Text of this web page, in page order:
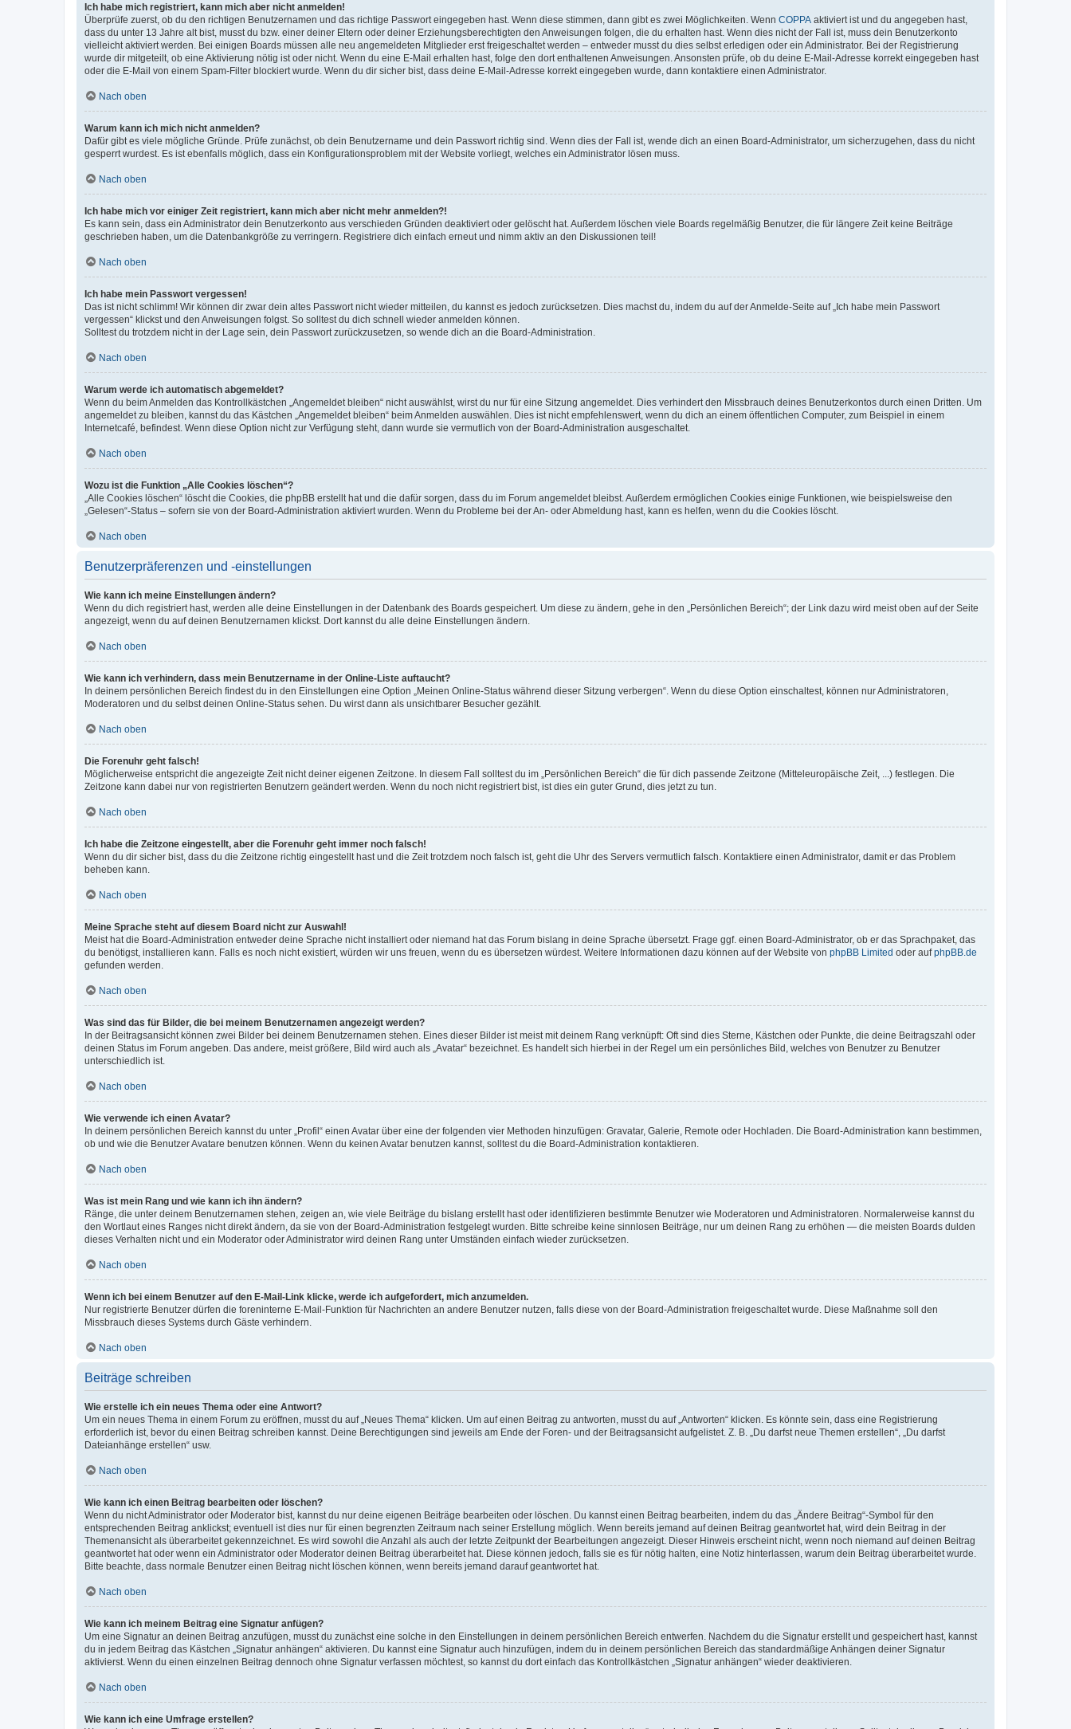
Ich habe mich registriert, kann mich aber nicht anmelden!
Überprüfe zuerst, ob du den richtigen Benutzernamen und das richtige Passwort eingegeben hast. Wenn diese stimmen, dann gibt es zwei Möglichkeiten. Wenn COPPA aktiviert ist und du angegeben hast,
dass du unter 13 Jahre alt bist, musst du bzw. einer deiner Eltern oder deiner Erziehungsberechtigten den Anweisungen folgen, die du erhalten hast. Wenn dies nicht der Fall ist, muss dein Benutzerkonto
vielleicht aktiviert werden. Bei einigen Boards müssen alle neu angemeldeten Mitglieder erst freigeschaltet werden – entweder musst du dies selbst erledigen oder ein Administrator. Bei der Registrierung
wurde dir mitgeteilt, ob eine Aktivierung nötig ist oder nicht. Wenn du eine E-Mail erhalten hast, folge den dort enthaltenen Anweisungen. Ansonsten prüfe, ob du deine E-Mail-Adresse korrekt eingegeben hast
oder die E-Mail von einem Spam-Filter blockiert wurde. Wenn du dir sicher bist, dass deine E-Mail-Adresse korrekt eingegeben wurde, dann kontaktiere einen Administrator.
Nach oben
Warum kann ich mich nicht anmelden?
Dafür gibt es viele mögliche Gründe. Prüfe zunächst, ob dein Benutzername und dein Passwort richtig sind. Wenn dies der Fall ist, wende dich an einen Board-Administrator, um sicherzugehen, dass du nicht
gesperrt wurdest. Es ist ebenfalls möglich, dass ein Konfigurationsproblem mit der Website vorliegt, welches ein Administrator lösen muss.
Nach oben
Ich habe mich vor einiger Zeit registriert, kann mich aber nicht mehr anmelden?!
Es kann sein, dass ein Administrator dein Benutzerkonto aus verschieden Gründen deaktiviert oder gelöscht hat. Außerdem löschen viele Boards regelmäßig Benutzer, die für längere Zeit keine Beiträge
geschrieben haben, um die Datenbankgröße zu verringern. Registriere dich einfach erneut und nimm aktiv an den Diskussionen teil!
Nach oben
Ich habe mein Passwort vergessen!
Das ist nicht schlimm! Wir können dir zwar dein altes Passwort nicht wieder mitteilen, du kannst es jedoch zurücksetzen. Dies machst du, indem du auf der Anmelde-Seite auf „Ich habe mein Passwort
vergessen“ klickst und den Anweisungen folgst. So solltest du dich schnell wieder anmelden können.
Solltest du trotzdem nicht in der Lage sein, dein Passwort zurückzusetzen, so wende dich an die Board-Administration.
Nach oben
Warum werde ich automatisch abgemeldet?
Wenn du beim Anmelden das Kontrollkästchen „Angemeldet bleiben“ nicht auswählst, wirst du nur für eine Sitzung angemeldet. Dies verhindert den Missbrauch deines Benutzerkontos durch einen Dritten. Um
angemeldet zu bleiben, kannst du das Kästchen „Angemeldet bleiben“ beim Anmelden auswählen. Dies ist nicht empfehlenswert, wenn du dich an einem öffentlichen Computer, zum Beispiel in einem
Internetcafé, befindest. Wenn diese Option nicht zur Verfügung steht, dann wurde sie vermutlich von der Board-Administration ausgeschaltet.
Nach oben
Wozu ist die Funktion „Alle Cookies löschen“?
„Alle Cookies löschen“ löscht die Cookies, die phpBB erstellt hat und die dafür sorgen, dass du im Forum angemeldet bleibst. Außerdem ermöglichen Cookies einige Funktionen, wie beispielsweise den
„Gelesen“-Status – sofern sie von der Board-Administration aktiviert wurden. Wenn du Probleme bei der An- oder Abmeldung hast, kann es helfen, wenn du die Cookies löscht.
Nach oben
Benutzerpräferenzen und -einstellungen
Wie kann ich meine Einstellungen ändern?
Wenn du dich registriert hast, werden alle deine Einstellungen in der Datenbank des Boards gespeichert. Um diese zu ändern, gehe in den „Persönlichen Bereich“; der Link dazu wird meist oben auf der Seite
angezeigt, wenn du auf deinen Benutzernamen klickst. Dort kannst du alle deine Einstellungen ändern.
Nach oben
Wie kann ich verhindern, dass mein Benutzername in der Online-Liste auftaucht?
In deinem persönlichen Bereich findest du in den Einstellungen eine Option „Meinen Online-Status während dieser Sitzung verbergen“. Wenn du diese Option einschaltest, können nur Administratoren,
Moderatoren und du selbst deinen Online-Status sehen. Du wirst dann als unsichtbarer Besucher gezählt.
Nach oben
Die Forenuhr geht falsch!
Möglicherweise entspricht die angezeigte Zeit nicht deiner eigenen Zeitzone. In diesem Fall solltest du im „Persönlichen Bereich“ die für dich passende Zeitzone (Mitteleuropäische Zeit, ...) festlegen. Die
Zeitzone kann dabei nur von registrierten Benutzern geändert werden. Wenn du noch nicht registriert bist, ist dies ein guter Grund, dies jetzt zu tun.
Nach oben
Ich habe die Zeitzone eingestellt, aber die Forenuhr geht immer noch falsch!
Wenn du dir sicher bist, dass du die Zeitzone richtig eingestellt hast und die Zeit trotzdem noch falsch ist, geht die Uhr des Servers vermutlich falsch. Kontaktiere einen Administrator, damit er das Problem
beheben kann.
Nach oben
Meine Sprache steht auf diesem Board nicht zur Auswahl!
Meist hat die Board-Administration entweder deine Sprache nicht installiert oder niemand hat das Forum bislang in deine Sprache übersetzt. Frage ggf. einen Board-Administrator, ob er das Sprachpaket, das
du benötigst, installieren kann. Falls es noch nicht existiert, würden wir uns freuen, wenn du es übersetzen würdest. Weitere Informationen dazu können auf der Website von phpBB Limited oder aufphpBB.de
gefunden werden.
Nach oben
Was sind das für Bilder, die bei meinem Benutzernamen angezeigt werden?
In der Beitragsansicht können zwei Bilder bei deinem Benutzernamen stehen. Eines dieser Bilder ist meist mit deinem Rang verknüpft: Oft sind dies Sterne, Kästchen oder Punkte, die deine Beitragszahl oder
deinen Status im Forum angeben. Das andere, meist größere, Bild wird auch als „Avatar“ bezeichnet. Es handelt sich hierbei in der Regel um ein persönliches Bild, welches von Benutzer zu Benutzer
unterschiedlich ist.
Nach oben
Wie verwende ich einen Avatar?
In deinem persönlichen Bereich kannst du unter „Profil“ einen Avatar über eine der folgenden vier Methoden hinzufügen: Gravatar, Galerie, Remote oder Hochladen. Die Board-Administration kann bestimmen,
ob und wie die Benutzer Avatare benutzen können. Wenn du keinen Avatar benutzen kannst, solltest du die Board-Administration kontaktieren.
Nach oben
Was ist mein Rang und wie kann ich ihn ändern?
Ränge, die unter deinem Benutzernamen stehen, zeigen an, wie viele Beiträge du bislang erstellt hast oder identifizieren bestimmte Benutzer wie Moderatoren und Administratoren. Normalerweise kannst du
den Wortlaut eines Ranges nicht direkt ändern, da sie von der Board-Administration festgelegt wurden. Bitte schreibe keine sinnlosen Beiträge, nur um deinen Rang zu erhöhen — die meisten Boards dulden
dieses Verhalten nicht und ein Moderator oder Administrator wird deinen Rang unter Umständen einfach wieder zurücksetzen.
Nach oben
Wenn ich bei einem Benutzer auf den E-Mail-Link klicke, werde ich aufgefordert, mich anzumelden.
Nur registrierte Benutzer dürfen die foreninterne E-Mail-Funktion für Nachrichten an andere Benutzer nutzen, falls diese von der Board-Administration freigeschaltet wurde. Diese Maßnahme soll den
Missbrauch dieses Systems durch Gäste verhindern.
Nach oben
Beiträge schreiben
Wie erstelle ich ein neues Thema oder eine Antwort?
Um ein neues Thema in einem Forum zu eröffnen, musst du auf „Neues Thema“ klicken. Um auf einen Beitrag zu antworten, musst du auf „Antworten“ klicken. Es könnte sein, dass eine Registrierung
erforderlich ist, bevor du einen Beitrag schreiben kannst. Deine Berechtigungen sind jeweils am Ende der Foren- und der Beitragsansicht aufgelistet. Z. B. „Du darfst neue Themen erstellen“, „Du darfst
Dateianhänge erstellen“ usw.
Nach oben
Wie kann ich einen Beitrag bearbeiten oder löschen?
Wenn du nicht Administrator oder Moderator bist, kannst du nur deine eigenen Beiträge bearbeiten oder löschen. Du kannst einen Beitrag bearbeiten, indem du das „Ändere Beitrag“-Symbol für den
entsprechenden Beitrag anklickst; eventuell ist dies nur für einen begrenzten Zeitraum nach seiner Erstellung möglich. Wenn bereits jemand auf deinen Beitrag geantwortet hat, wird dein Beitrag in der
Themenansicht als überarbeitet gekennzeichnet. Es wird sowohl die Anzahl als auch der letzte Zeitpunkt der Bearbeitungen angezeigt. Dieser Hinweis erscheint nicht, wenn noch niemand auf deinen Beitrag
geantwortet hat oder wenn ein Administrator oder Moderator deinen Beitrag überarbeitet hat. Diese können jedoch, falls sie es für nötig halten, eine Notiz hinterlassen, warum dein Beitrag überarbeitet wurde.
Bitte beachte, dass normale Benutzer einen Beitrag nicht löschen können, wenn bereits jemand darauf geantwortet hat.
Nach oben
Wie kann ich meinem Beitrag eine Signatur anfügen?
Um eine Signatur an deinen Beitrag anzufügen, musst du zunächst eine solche in den Einstellungen in deinem persönlichen Bereich entwerfen. Nachdem du die Signatur erstellt und gespeichert hast, kannst
du in jedem Beitrag das Kästchen „Signatur anhängen“ aktivieren. Du kannst eine Signatur auch hinzufügen, indem du in deinem persönlichen Bereich das standardmäßige Anhängen deiner Signatur
aktivierst. Wenn du einen einzelnen Beitrag dennoch ohne Signatur verfassen möchtest, so kannst du dort einfach das Kontrollkästchen „Signatur anhängen“ wieder deaktivieren.
Nach oben
Wie kann ich eine Umfrage erstellen?